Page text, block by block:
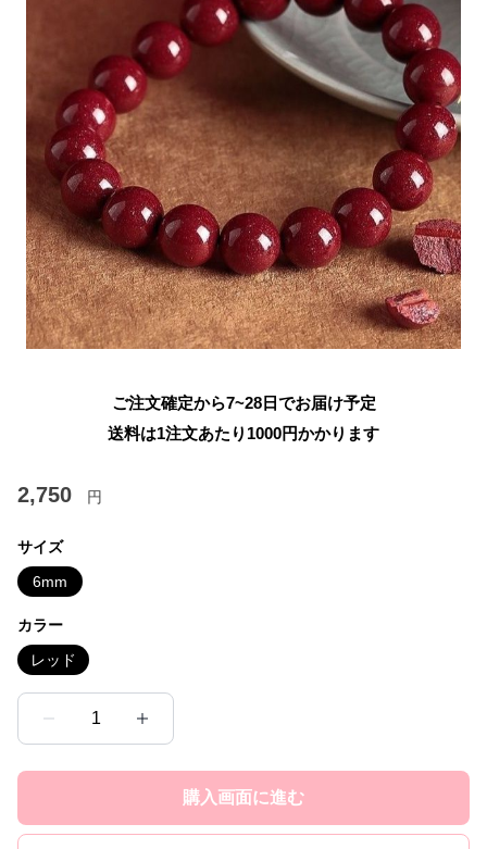
ご注文確定から7~28日でお届け予定
送料は1注文あたり 1000円かかります
2,750 円
サイズ
6mm
カラー
レッド
1
購入画面に進む